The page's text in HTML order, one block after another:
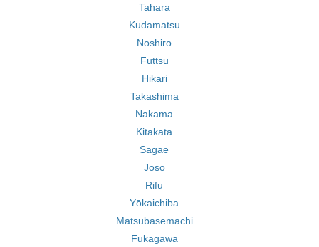
Tahara
Kudamatsu
Noshiro
Futtsu
Hikari
Takashima
Nakama
Kitakata
Sagae
Joso
Rifu
Yōkaichiba
Matsubasemachi
Fukagawa